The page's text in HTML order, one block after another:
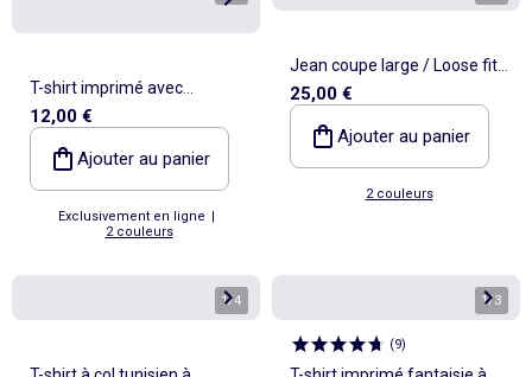
T-shirt imprimé avec
manches longues raglan
12,00 €
Ajouter au panier
Exclusivement en ligne |
2 couleurs
Jean coupe large / Loose fit
à 5 poches
25,00 €
Ajouter au panier
2 couleurs
1/4 1/3
(9)